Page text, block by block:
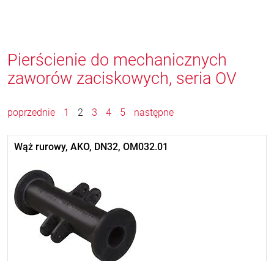
Pierścienie do mechanicznych
zaworów zaciskowych, seria OV
poprzednie 1 2 3 4 5 następne
Wąż rurowy, AKO, DN32, OM032.01